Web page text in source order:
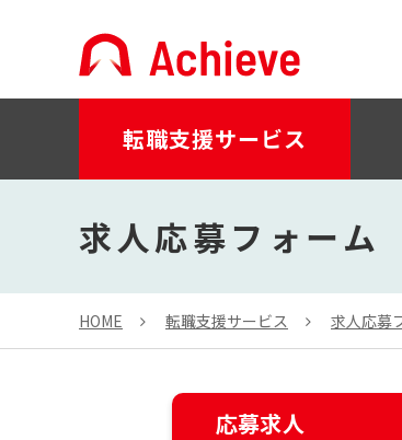
転職支援サービス
求人応募フォーム
HOME 転職支援サービス 求人応募
応募求人